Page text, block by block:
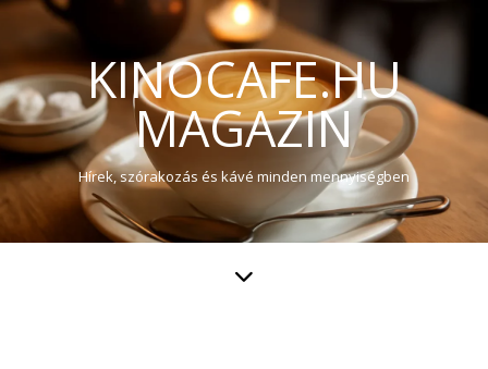
KINOCAFE.HU
MAGAZIN
Hírek, szórakozás és kávé minden mennyiségben